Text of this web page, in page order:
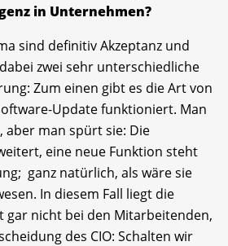
in Unternehmen?
sind definitiv Akzeptanz und
zwei sehr unterschiedliche
Zum einen gibt es die Art von
Update funktioniert. Man
aber man spürt sie: Die
eine neue Funktion steht
ganz natürlich, als wäre sie
In diesem Fall liegt die
gar nicht bei den Mitarbeitenden,
des CIO: Schalten wir